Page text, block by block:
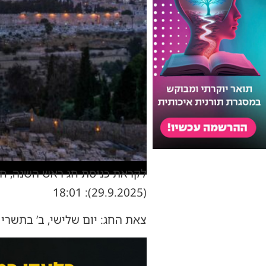
לקראת כניסת חג ראש השנה,
(29.9.2025): 18:01
צאת החג: יום שלישי, ב’ בתשרי תשפ”ו (30.9.2025): 19:15 הזמנים